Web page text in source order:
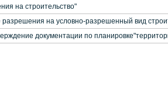
на строительство"
на условно-разрешенный вид
документации по